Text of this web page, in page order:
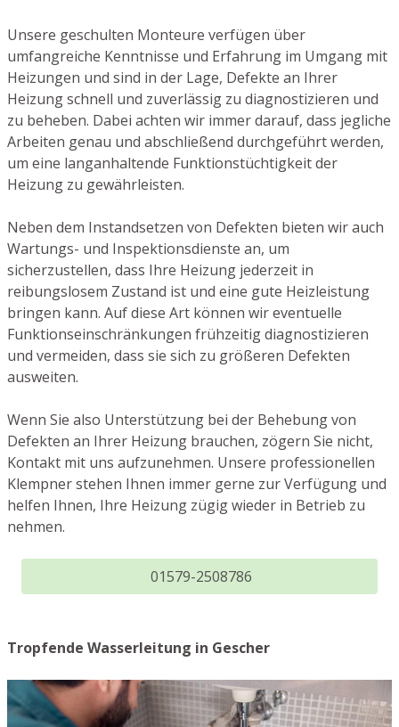
Unsere geschulten Monteure verfügen über
umfangreiche Kenntnisse und Erfahrung im Umgang mit
Heizungen und sind in der Lage, Defekte an Ihrer
Heizung schnell und zuverlässig zu diagnostizieren und
zu beheben. Dabei achten wir immer darauf, dass jegliche
Arbeiten genau und abschließend durchgeführt werden,
um eine langanhaltende Funktionstüchtigkeit der
Heizung zu gewährleisten.
Neben dem Instandsetzen von Defekten bieten wir auch
Wartungs- und Inspektionsdienste an, um
sicherzustellen, dass Ihre Heizung jederzeit in
reibungslosem Zustand ist und eine gute Heizleistung
bringen kann. Auf diese Art können wir eventuelle
Funktionseinschränkungen frühzeitig diagnostizieren
und vermeiden, dass sie sich zu größeren Defekten
ausweiten.
Wenn Sie also Unterstützung bei der Behebung von
Defekten an Ihrer Heizung brauchen, zögern Sie nicht,
Kontakt mit uns aufzunehmen. Unsere professionellen
Klempner stehen Ihnen immer gerne zur Verfügung und
helfen Ihnen, Ihre Heizung zügig wieder in Betrieb zu
nehmen.
01579-2508786
Tropfende Wasserleitung in Gescher